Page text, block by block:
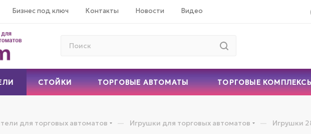
Бизнес под ключ Контакты Новости Видео
СТОЙКИ ТОРГОВЫЕ АВТОМАТЫ ТОРГОВЫЕ
для торговых автоматов — Игрушки для торговых автоматов — Игрушки